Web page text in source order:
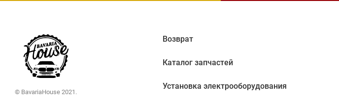
© BavariaHouse 2021.
Возврат
Каталог запчастей
Установка электрооборудования